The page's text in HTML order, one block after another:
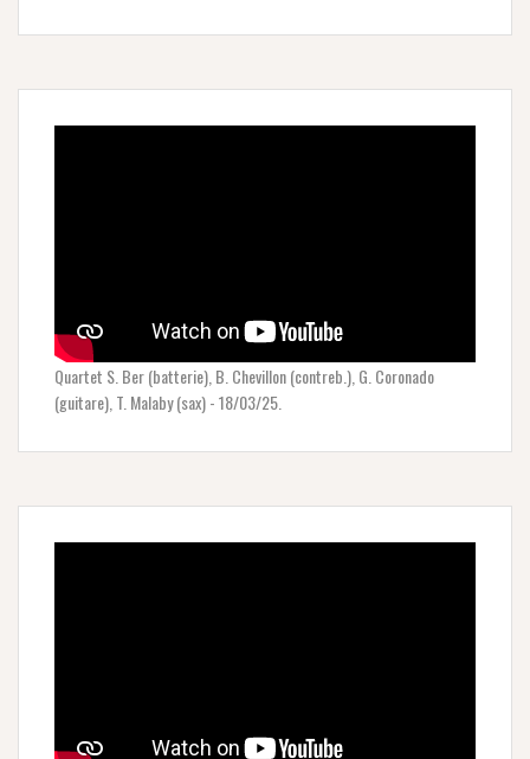
Quartet S. Ber (batterie), B. Chevillon (contreb.), G. Coronado
(guitare), T. Malaby (sax) - 18/03/25.